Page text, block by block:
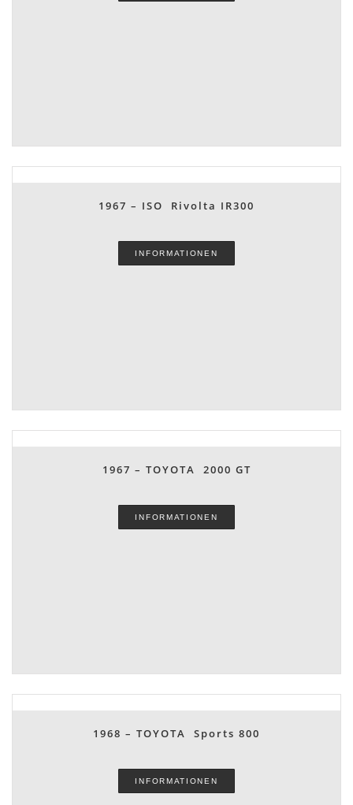
1967 – ISO Rivolta IR300
INFORMATIONEN
1967 – TOYOTA 2000 GT
INFORMATIONEN
1968 – TOYOTA Sports 800
INFORMATIONEN